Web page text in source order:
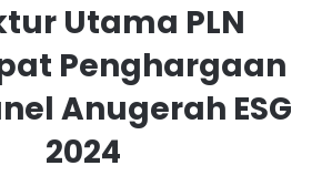
Utama PLN
Penghargaan
Anugerah ESG
2024